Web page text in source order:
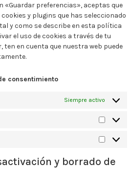
«Guardar preferencias», aceptas que
y plugins que has seleccionado
y como se describe en esta política
el uso de cookies a través de tu
ten en cuenta que nuestra web puede
consentimiento
Siempre activo
y borrado de